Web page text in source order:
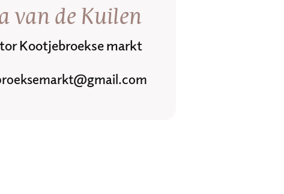
van de Kuilen
Kootjebroekse markt